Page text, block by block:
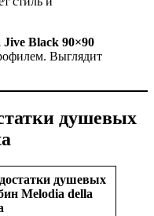
Black 90×90
Выглядит
душевых
душевых
Melodia della